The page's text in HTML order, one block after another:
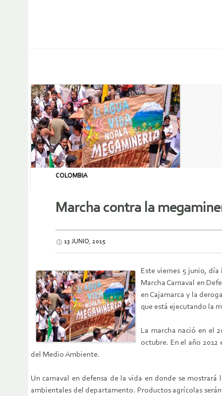
COLOMBIA
Marcha contra la
13 JUNIO, 2015
Este viernes 5 junio,
Marcha Carnaval en
en Cajamarca y la
que está ejecutando la
La marcha nació en el
octubre. En el año
del Medio Ambiente.
Un carnaval en defensa de la vida en donde se
ambientales del departamento. Productos agrícolas